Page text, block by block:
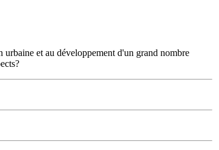
et au développement d'un grand nombre